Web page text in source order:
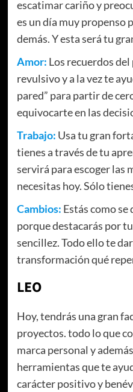
escatimar cariño y
es un día muy propenso
demás. Y esta será tu
Amor: Los recuerdos
revulsivo y a la vez te
pared” para partir de
equivocarte en las
Trabajo: Usa tu gran
tienes a través de tu
servirá para escoger las
necesitas hoy. Sólo
Cambios: Estás como
porque destacarás por
sencillez. Todo ello te
transformación qué
LEO
Hoy, tendrás una gran
proyectos. todo lo que
marca personal y
herramientas que te
carácter positivo y